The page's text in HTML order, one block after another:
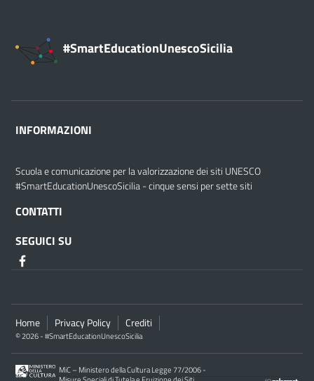
#SmartEducationUnescoSicilia
INFORMAZIONI
Scuola e comunicazione per la valorizzazione dei siti UNESCO
#SmartEducationUnescoSicilia - cinque sensi per sette siti
CONTATTI
SEGUICI SU
Home Privacy Policy Crediti
© 2026 - #SmartEducationUnescoSicilia
MiC – Ministero della Cultura Legge 77/2006 -